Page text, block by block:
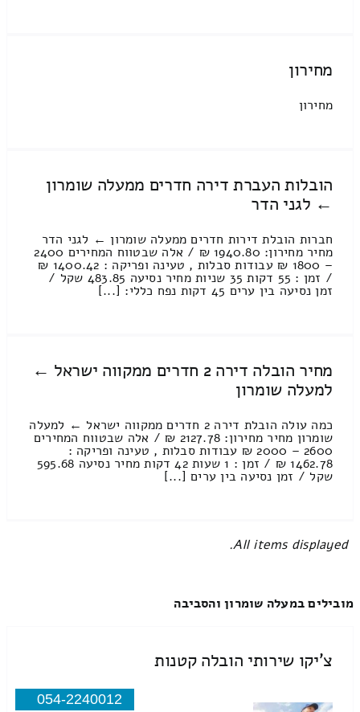
מחירון
מחירון
הובלות העברת דירה חדרים ממעלה שומרון
← לגני הדר
חברות הובלת דירות חדרים ממעלה שומרון ← לגני הדר
מחיר מחירון: 1940.80 ₪ / אלה שבטווח המחירים 2400
– 1800 ₪ עבודות סבלות , טעינה ופריקה : 1400.42 ₪
/ זמן : 55 דקות 35 שניות מחיר נסיעה 483.85 שקל /
זמן נסיעה בין ערים 45 דקות נפח כללי: [...]
מחיר הובלה דירה 2 חדרים ממקווה ישראל ←
למעלה שומרון
כמה עולה הובלת דירה 2 חדרים ממקווה ישראל ← למעלה
שומרון מחיר מחירון: 2127.78 ₪ / אלה שבטווח המחירים
2600 – 2000 ₪ עבודות סבלות , טעינה ופריקה :
1462.78 ₪ / זמן : 1 שעות 42 דקות מחיר נסיעה 595.68
שקל / זמן נסיעה בין ערים [...]
All items displayed.
מובילים במעלה שומרון והסביבה
צ'יקו שירותי הובלה קטנות
054-2240012